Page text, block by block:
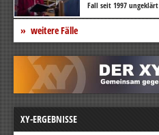
Fall seit 1997 ungeklärt
weitere Fälle
XY-ERGEBNISSE